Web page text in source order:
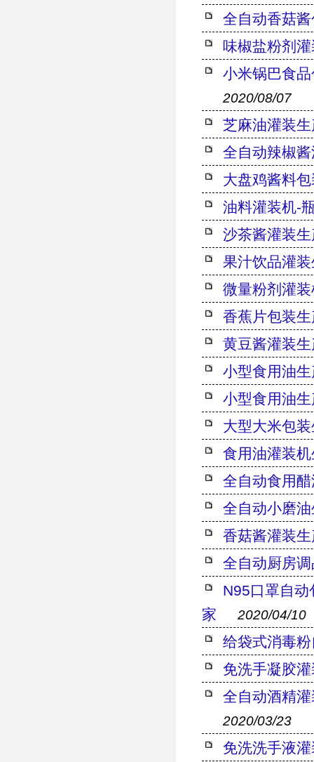
全自动香菇
味椒盐粉剂
小米锅巴食
2020/08/07
芝麻油灌装
全自动辣椒
大盘鸡酱料
油料灌装机-
沙茶酱灌装
果汁饮品灌
微量粉剂灌
香蕉片包装
黄豆酱灌装
小型食用油
小型食用油
大型大米包
食用油灌装
全自动食用
全自动小磨
香菇酱灌装
全自动厨房
N95口罩自
家
2020/04/10
给袋式消毒
免洗手凝胶
全自动酒精
2020/03/23
免洗洗手液